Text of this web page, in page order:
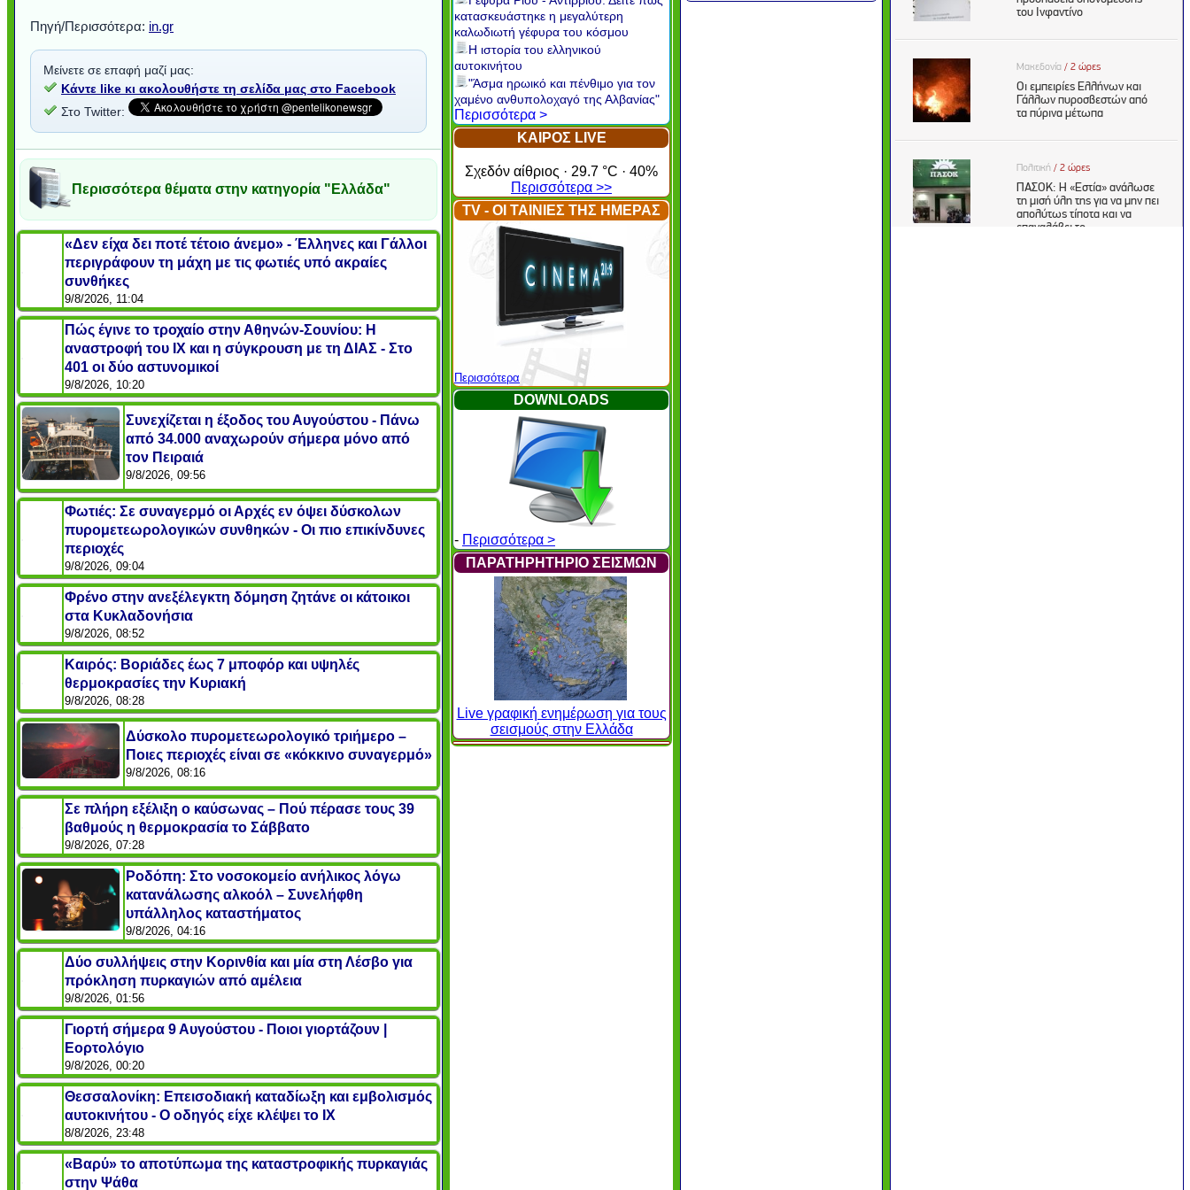
Πηγή/Περισσότερα: in.gr
Μείνετε σε επαφή μαζί μας:
Κάντε like κι ακολουθήστε τη σελίδα μας στο Facebook
Στο Twitter:
Περισσότερα θέματα στην κατηγορία "Ελλάδα"
«Δεν είχα δει ποτέ τέτοιο άνεμο» - Έλληνες και Γάλλοι
περιγράφουν τη μάχη με τις φωτιές υπό ακραίες
συνθήκες
9/8/2026, 11:04
Πώς έγινε το τροχαίο στην Αθηνών-Σουνίου: Η
αναστροφή του ΙΧ και η σύγκρουση με τη ΔΙΑΣ - Στο
401 οι δύο αστυνομικοί
9/8/2026, 10:20
Συνεχίζεται η έξοδος του Αυγούστου - Πάνω
από 34.000 αναχωρούν σήμερα μόνο από
τον Πειραιά
9/8/2026, 09:56
Φωτιές: Σε συναγερμό οι Αρχές εν όψει δύσκολων
πυρομετεωρολογικών συνθηκών - Οι πιο επικίνδυνες
περιοχές
9/8/2026, 09:04
Φρένο στην ανεξέλεγκτη δόμηση ζητάνε οι κάτοικοι
στα Κυκλαδονήσια
9/8/2026, 08:52
Καιρός: Βοριάδες έως 7 μποφόρ και υψηλές
θερμοκρασίες την Κυριακή
9/8/2026, 08:28
Δύσκολο πυρομετεωρολογικό τριήμερο –
Ποιες περιοχές είναι σε «κόκκινο συναγερμό»
9/8/2026, 08:16
Σε πλήρη εξέλιξη ο καύσωνας – Πού πέρασε τους 39
βαθμούς η θερμοκρασία το Σάββατο
9/8/2026, 07:28
Ροδόπη: Στο νοσοκομείο ανήλικος λόγω
κατανάλωσης αλκοόλ – Συνελήφθη
υπάλληλος καταστήματος
9/8/2026, 04:16
Δύο συλλήψεις στην Κορινθία και μία στη Λέσβο για
πρόκληση πυρκαγιών από αμέλεια
9/8/2026, 01:56
Γιορτή σήμερα 9 Αυγούστου - Ποιοι γιορτάζουν |
Εορτολόγιο
9/8/2026, 00:20
Θεσσαλονίκη: Επεισοδιακή καταδίωξη και εμβολισμός
αυτοκινήτου - Ο οδηγός είχε κλέψει το ΙΧ
8/8/2026, 23:48
«Βαρύ» το αποτύπωμα της καταστροφικής πυρκαγιάς
στην Ψάθα
κατασκευάστηκε η μεγαλύτερη
καλωδιωτή γέφυρα του κόσμου
Η ιστορία του ελληνικού
αυτοκινήτου
"Άσμα ηρωικό και πένθιμο για τον
χαμένο ανθυπολοχαγό της Αλβανίας"
Περισσότερα >
ΚΑΙΡΟΣ LIVE
Σχεδόν αίθριος · 29.7 °C · 40%
Περισσότερα >>
TV - ΟΙ ΤΑΙΝΙΕΣ ΤΗΣ ΗΜΕΡΑΣ
Περισσότερα
DOWNLOADS
- Περισσότερα >
ΠΑΡΑΤΗΡΗΤΗΡΙΟ ΣΕΙΣΜΩΝ
Live γραφική ενημέρωση για τους
σεισμούς στην Ελλάδα